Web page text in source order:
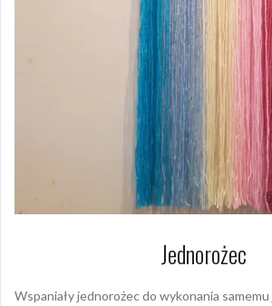
Jednorożec
Wspaniały jednorożec do wykonania